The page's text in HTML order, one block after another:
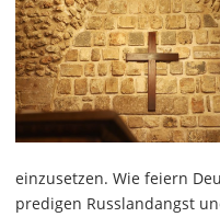
einzusetzen. Wie feiern
predigen Russlandangst